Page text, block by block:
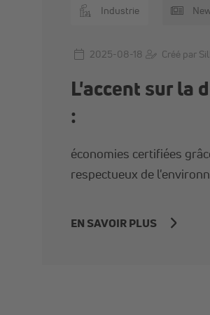
Industrie
2025-08-18 Créé par
L'accent sur la
:
économies certifiées
respectueux de
EN SAVOIR PLUS